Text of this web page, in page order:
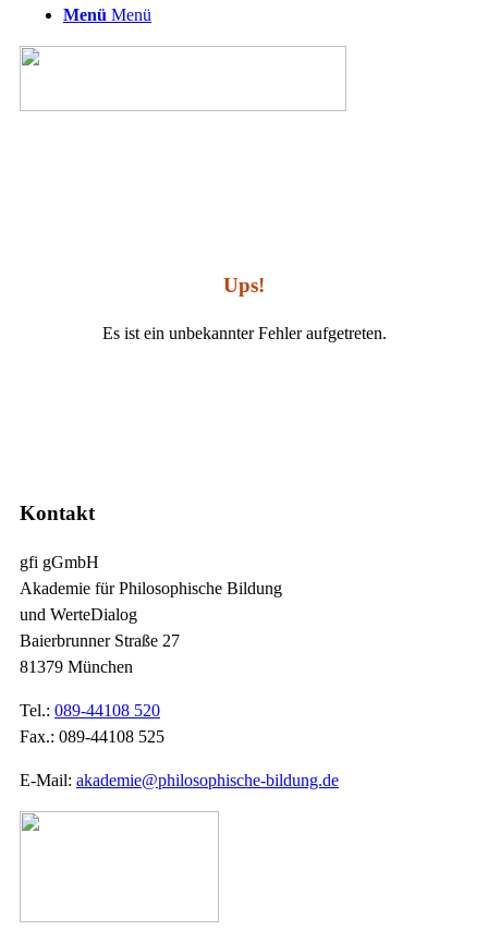
Menü Menü
Ups!
Es ist ein unbekannter Fehler aufgetreten.
Kontakt
gfi gGmbH
Akademie für Philosophische Bildung
und WerteDialog
Baierbrunner Straße 27
81379 München
Tel.: 089-44108 520
Fax.: 089-44108 525
E-Mail: akademie@philosophische-bildung.de